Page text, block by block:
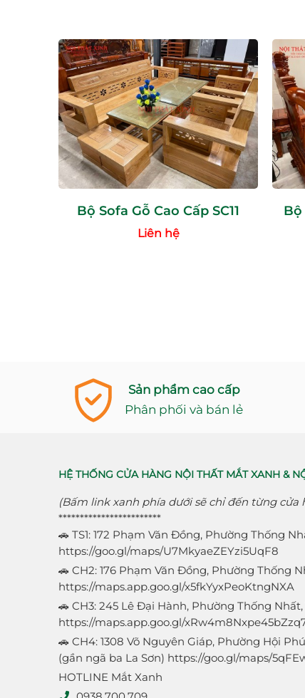
Bộ Sofa Gỗ Cao Cấp SC11
Liên hệ
Bộ
Sản phẩm cao cấp
Phân phối và bán lẻ
HỆ THỐNG CỬA HÀNG NỘI THẤT MẮT XANH &
(Bấm link xanh phía dưới sẽ chỉ đến từng cửa
************************
🚗 TS1: 172 Phạm Văn Đồng, Phường Thống
https://goo.gl/maps/U7MkyaeZEYzi5UqF8
🚗 CH2: 176 Phạm Văn Đồng, Phường Thống
https://maps.app.goo.gl/x5fkYyxPeoKtngNXA
🚗 CH3: 245 Lê Đại Hành, Phường Thống
https://maps.app.goo.gl/
🚗 CH4: 1308 Võ Nguyên Giáp, Phường Hội
(gần ngã ba La Sơn) https://goo.gl/maps/
HOTLINE Mắt Xanh